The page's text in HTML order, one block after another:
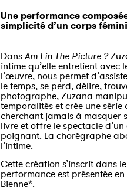
Une performance
simplicité d’un corps
Dans Am I in The Picture ?
intime qu’elle entretient avec
l’œuvre, nous permet
le temps, se perd, délire,
photographe, Zuzana
temporalités et crée une
cherchant jamais à masquer
livre et offre le spectacle
poignant. La chorégraphe
l’intime.
Cette création s’inscrit dans
performance est présentée
Bienne*.